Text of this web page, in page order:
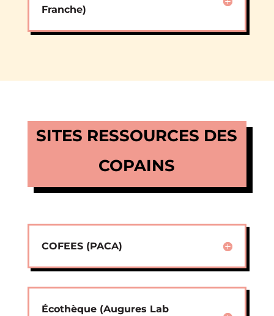
Franche)
SITES RESSOURCES DES
COPAINS
COFEES (PACA)
Écothèque (Augures Lab